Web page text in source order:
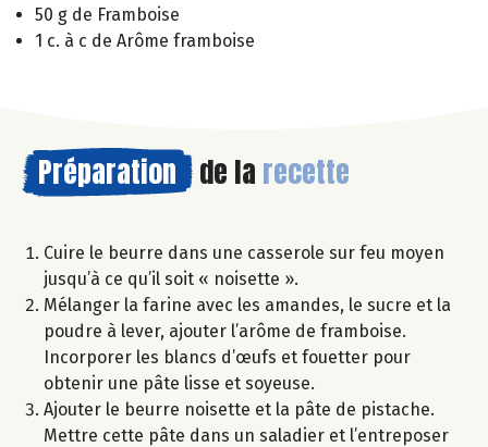
50 g de Framboise
1 c. à c de Arôme framboise
Préparation de la recette
Cuire le beurre dans une casserole sur feu moyen
jusqu’à ce qu’il soit « noisette ».
Mélanger la farine avec les amandes, le sucre et la
poudre à lever, ajouter l’arôme de framboise.
Incorporer les blancs d’œufs et fouetter pour
obtenir une pâte lisse et soyeuse.
Ajouter le beurre noisette et la pâte de pistache.
Mettre cette pâte dans un saladier et l’entreposer